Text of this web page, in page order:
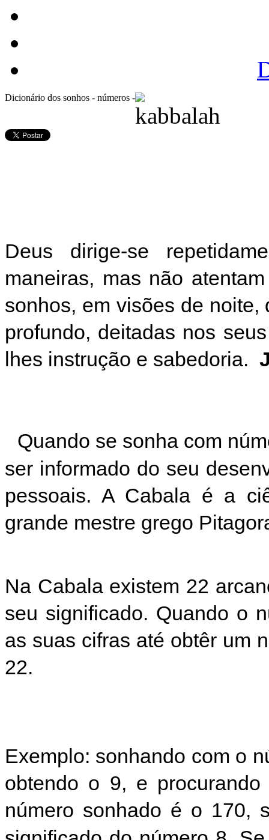
Dicionário dos sonhos - números -
Deus dirige-se
maneiras, mas não
sonhos, em visões de
profundo, deitadas nos
lhes instrução e sabedoria.
Quando se sonha com
ser informado do seu
pessoais. A Cabala é a
grande mestre grego
Na Cabala existem 22
seu significado. Quando o
as suas cifras até obtêr um
22.
Exemplo: sonhando com o
obtendo o 9, e
número sonhado é o 170,